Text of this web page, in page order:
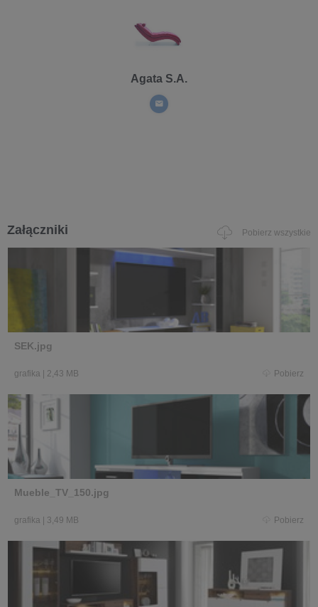
Agata S.A.
Załączniki Pobierz wszystkie
SEK.jpg
grafika 2,43 MB Pobierz
Mueble_TV_150.jpg
grafika 3,49 MB Pobierz